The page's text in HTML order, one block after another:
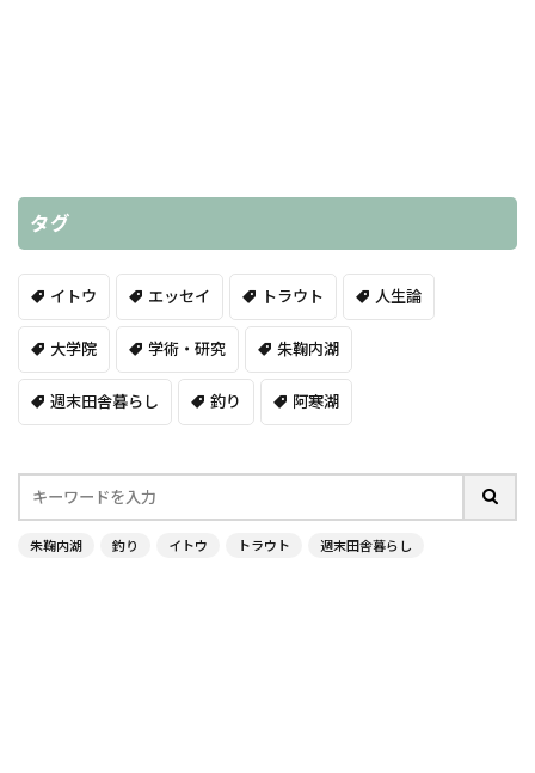
タグ
イトウ エッセイ トラウト 人生論
大学院 学術・研究 朱鞠内湖
週末田舎暮らし 釣り 阿寒湖
朱鞠内湖 釣り イトウ トラウト 週末田舎暮らし